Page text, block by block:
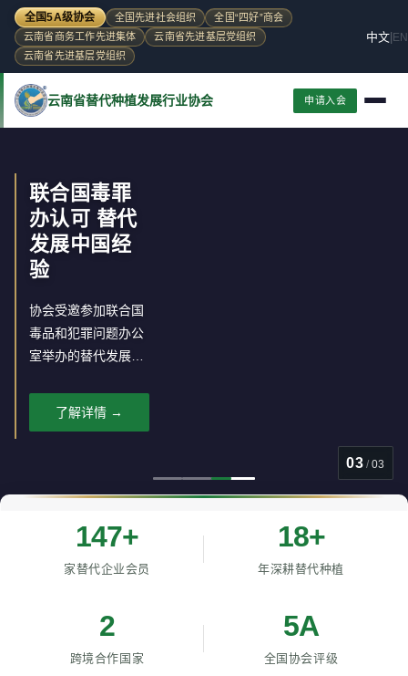
全国5A级协会 全国先进社会组织
全国“四好”商会
云南省商务工作先进集体
云南省先进基层党组织
云南省先进基层党组织
中文|EN
云南省替代种植发展行业协会 申请入会
联合国毒罪
办认可 替代
发展中国经
验
协会受邀参加联合国
毒品和犯罪问题办公
室举办的替代发展实
了解详情 →
03 / 03
147+
家替代企业会员
18+
年深耕替代种植
2
跨境合作国家
5A
全国协会评级